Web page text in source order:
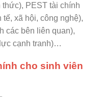
thức), PEST tài chính
tế, xã hội, công nghệ),
các bên liên quan),
cạnh tranh)…
cho sinh viên